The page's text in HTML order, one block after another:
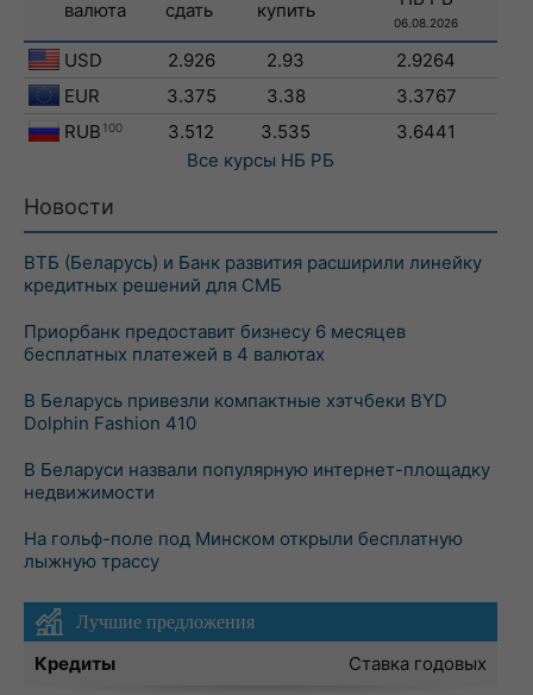
валюта сдать купить
06.08.2026
USD 2.926 2.93
2.9264
EUR
3.375 3.38
3.3767
RUB 100 3.512 3.535
3.6441
Все курсы НБ РБ
Новости
ВТБ (Беларусь) и Банк развития расширили линейку
кредитных решений для СМБ
Приорбанк предоставит бизнесу 6 месяцев
бесплатных платежей в 4 валютах
В Беларусь привезли компактные хэтчбеки BYD
Dolphin Fashion 410
В Беларуси назвали популярную интернет-площадку
недвижимости
На гольф-поле под Минском открыли бесплатную
лыжную трассу
Лучшие предложения
Кредиты
Ставка годовых